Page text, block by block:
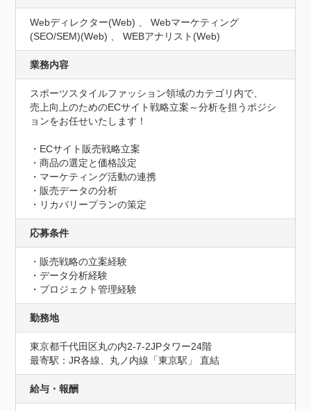
Webディレクター(Web) 、 Webマーケティング
(SEO/SEM)(Web) 、 WEBアナリスト(Web)
業務内容
スポーツスタイルファッション領域のカテゴリ内で、
売上向上のためのECサイト戦略立案～分析を担うポジシ
ョンをお任せいたします！
・ECサイト販売戦略立案
・商品の選定と価格設定
・マーケティング活動の連携
・販売データの分析
・リカバリープランの策定
応募条件
・販売戦略の立案経験
・データ分析経験
・プロジェクト管理経験
勤務地
東京都千代田区丸の内2-7-2JPタワー24階
最寄駅：JR各線、丸ノ内線「東京駅」 直結
給与・報酬